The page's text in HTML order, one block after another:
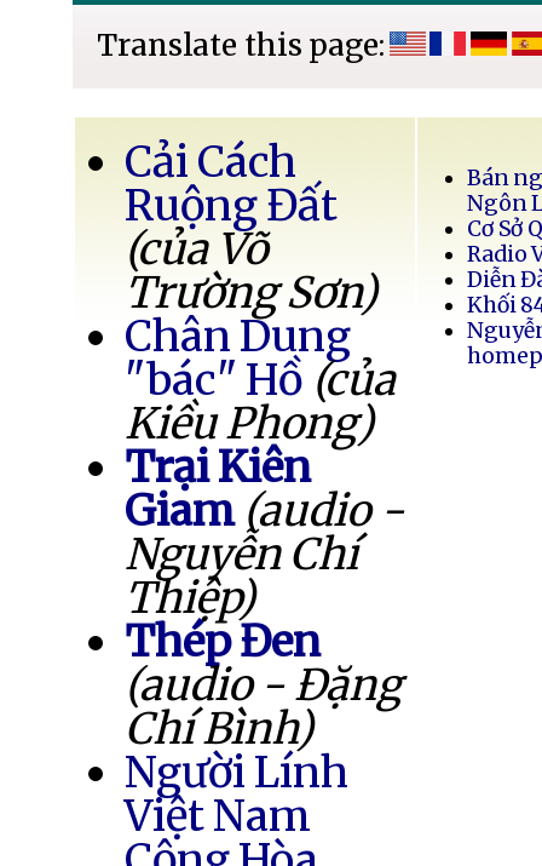
Translate this page:
Cải Cách
Ruộng Đất
(của Võ
Trường Sơn)
Chân Dung
"bác" Hồ (của
Kiều Phong)
Trại Kiên
Giam (audio -
Nguyễn Chí
Thiệp)
Thép Đen
(audio - Đặng
Chí Bình)
Người Lính
Việt Nam
Bán
Ngôn
Cơ Sở
Radio
Diễn
Khối